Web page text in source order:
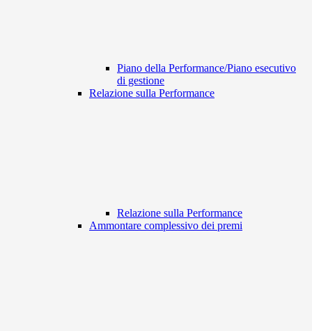
Piano della Performance/Piano esecutivo
di gestione
Relazione sulla Performance
Relazione sulla Performance
Ammontare complessivo dei premi